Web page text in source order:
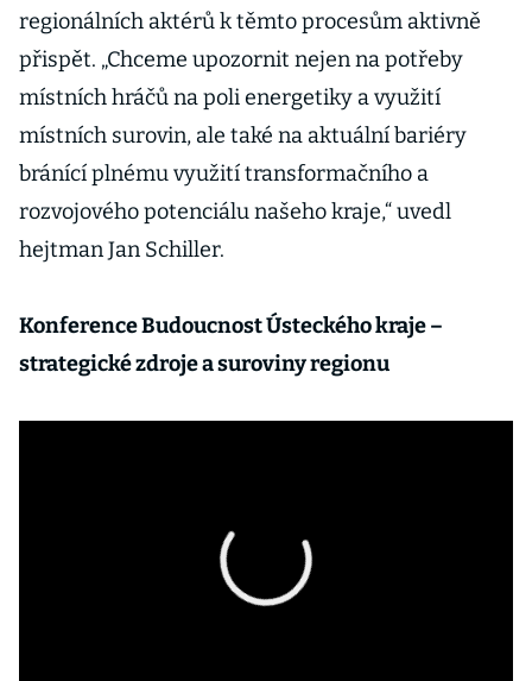
regionálních aktérů k těmto procesům aktivně
přispět. „Chceme upozornit nejen na potřeby
místních hráčů na poli energetiky a využití
místních surovin, ale také na aktuální bariéry
bránící plnému využití transformačního a
rozvojového potenciálu našeho kraje,“ uvedl
hejtman Jan Schiller.
Konference Budoucnost Ústeckého kraje –
strategické zdroje a suroviny regionu